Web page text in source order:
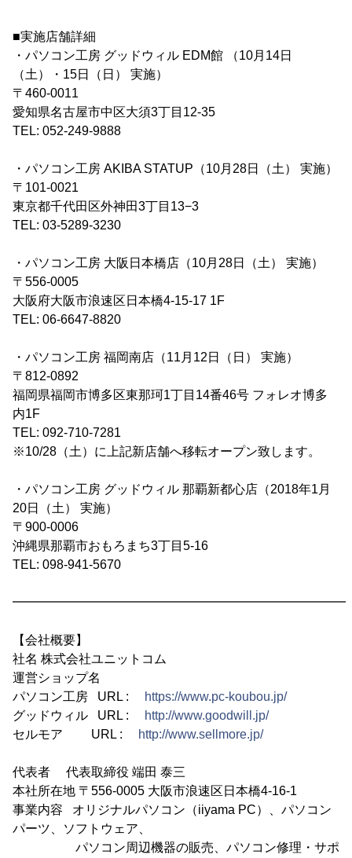
■実施店舗詳細
・パソコン工房 グッドウィル EDM館 （10月14日
（土）・15日（日） 実施）
〒460-0011
愛知県名古屋市中区大須3丁目12-35
TEL: 052-249-9888
・パソコン工房 AKIBA STATUP（10月28日（土） 実施）
〒101-0021
東京都千代田区外神田3丁目13−3
TEL: 03-5289-3230
・パソコン工房 大阪日本橋店（10月28日（土） 実施）
〒556-0005
大阪府大阪市浪速区日本橋4-15-17 1F
TEL: 06-6647-8820
・パソコン工房 福岡南店（11月12日（日） 実施）
〒812-0892
福岡県福岡市博多区東那珂1丁目14番46号 フォレオ博多
内1F
TEL: 092-710-7281
※10/28（土）に上記新店舗へ移転オープン致します。
・パソコン工房 グッドウィル 那覇新都心店（2018年1月
20日（土） 実施）
〒900-0006
沖縄県那覇市おもろまち3丁目5-16
TEL: 098-941-5670
【会社概要】
社名 株式会社ユニットコム
運営ショップ名
パソコン工房 URL :
https://www.pc-koubou.jp/
グッドウィル URL :
http://www.goodwill.jp/
セルモア URL :
http://www.sellmore.jp/
代表者 代表取締役 端田 泰三
本社所在地 〒556-0005 大阪市浪速区日本橋4-16-1
事業内容 オリジナルパソコン（iiyama PC）、パソコン
パーツ、ソフトウェア、
パソコン周辺機器の販売、パソコン修理・サポ